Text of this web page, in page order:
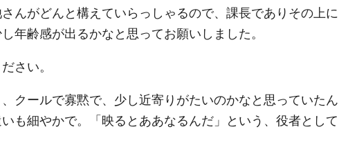
んがどんと構えていらっしゃるので、課長でありその上に
年齢感が出るかなと思ってお願いしました。
さい。
クールで寡黙で、少し近寄りがたいのかなと思っていたん
も細やかで。「映るとああなるんだ」という、役者として